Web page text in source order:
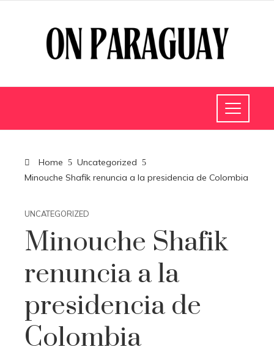
Home
Uncategorized
Minouche Shafik renuncia a la presidencia de Colombia
UNCATEGORIZED
Minouche Shafik
renuncia a la
presidencia de
Colombia